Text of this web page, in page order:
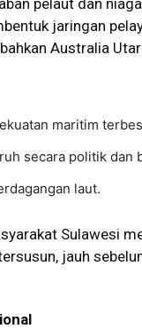
pelaut dan
jaringan
Australia
maritim
secara politik dan
laut.
Sulawesi
jauh